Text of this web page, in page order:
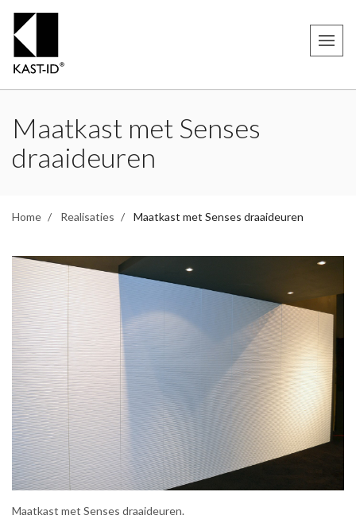
Maatkast met Senses
draaideuren
Home Realisaties Maatkast met Senses draaideuren
Maatkast met Senses draaideuren.